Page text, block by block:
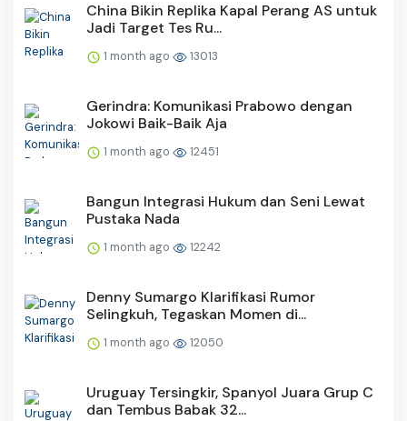
China Bikin Replika Kapal Perang AS untuk
Jadi Target Tes Ru...
1 month ago 13013
Gerindra: Komunikasi Prabowo dengan
Jokowi Baik-Baik Aja
1 month ago 12451
Bangun Integrasi Hukum dan Seni Lewat
Pustaka Nada
1 month ago 12242
Denny Sumargo Klarifikasi Rumor
Selingkuh, Tegaskan Momen di...
1 month ago 12050
Uruguay Tersingkir, Spanyol Juara Grup C
dan Tembus Babak 32...